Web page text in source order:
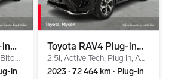
in
2.5l, AWD - Executive, Bitone og panorama
in
Toyota RAV4 Plug-in
Hybrid
2.5l, Active Tech, Plug in, AWD, Facelift
2023 ∙ 72 464 km ∙ Plug-in